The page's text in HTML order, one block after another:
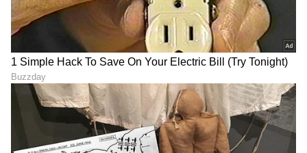
Image Credit : X-@PIB_India
RailOne ನ ಮತ್ತೊಂದು ಪ್ರಯೋಜನ
RailOne ನ ಮತ್ತೊಂದು ಪ್ರಮುಖ ಪ್ರಯೋಜನವೆಂದರೆ